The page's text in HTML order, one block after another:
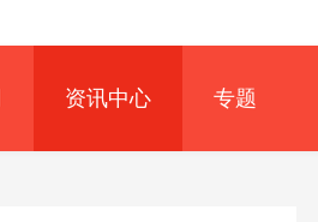
资讯中心 专题